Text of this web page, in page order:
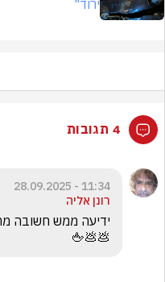
ירוד"
4 תגובות
11:34 - 28.09.2025
רונן אליה
💩💩🖕